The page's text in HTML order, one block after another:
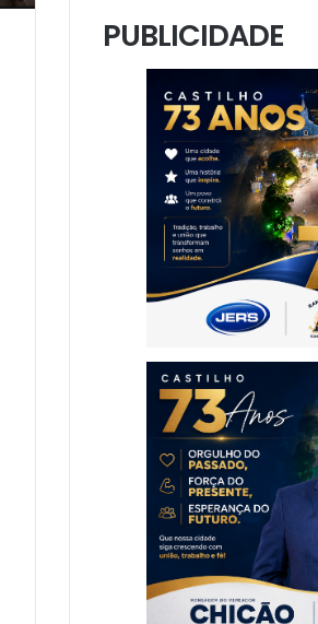
PUBLICIDADE